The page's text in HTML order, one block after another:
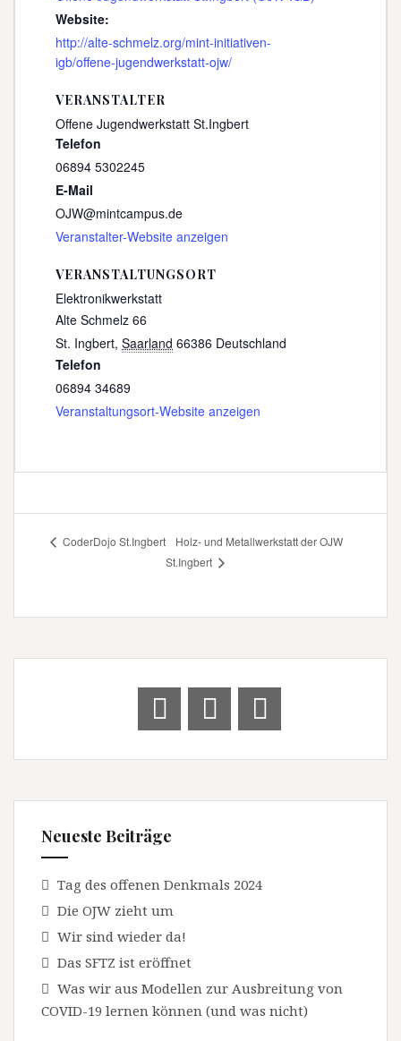
Website:
http://alte-schmelz.org/mint-initiativen-
igb/offene-jugendwerkstatt-ojw/
VERANSTALTUNGSORT
Elektronikwerkstatt
Alte Schmelz 66
St. Ingbert, Saarland 66386 Deutschland
Telefon
06894 34689
Veranstaltungsort-Website anzeigen
VERANSTALTER
Offene Jugendwerkstatt St.Ingbert
Telefon
06894 5302245
E-Mail
OJW@mintcampus.de
Veranstalter-Website anzeigen
CoderDojo St.Ingbert
Holz- und Metallwerkstatt der OJW
St.Ingbert
Neueste Beiträge
Tag des offenen Denkmals 2024
Die OJW zieht um
Wir sind wieder da!
Das SFTZ ist eröffnet
Was wir aus Modellen zur Ausbreitung von
COVID-19 lernen können (und was nicht)